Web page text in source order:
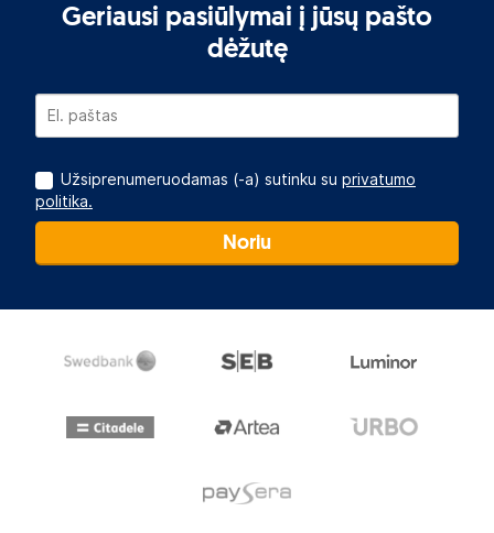
Geriausi pasiūlymai į jūsų pašto
dėžutę
Užsiprenumeruodamas (-a) sutinku su privatumo
politika.
Noriu